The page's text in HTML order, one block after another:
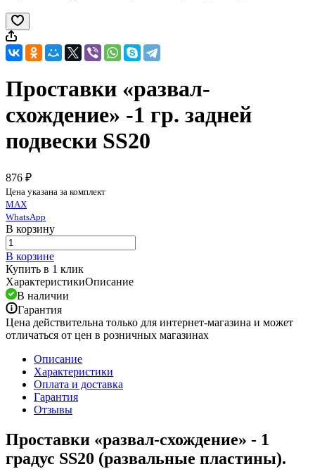
Проставки «развал-
схождение» -1 гр. задней
подвески SS20
876 ₽
Цена указана за комплект
MAX
WhatsApp
В корзину
В корзине
Купить в 1 клик
ХарактеристикиОписание
В наличии
Гарантия
Цена действительна только для интернет-магазина и может
отличаться от цен в розничных магазинах
Описание
Характеристики
Оплата и доставка
Гарантия
Отзывы
Проставки «развал-схождение» - 1
градус SS20 (развальные пластины).